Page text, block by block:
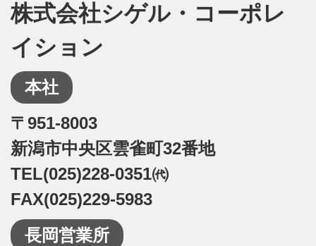
株式会社シゲル・コーポレ
イション
本社
〒951-8003
新潟市中央区雲雀町32番地
TEL(025)228-0351㈹
FAX(025)229-5983
長岡営業所